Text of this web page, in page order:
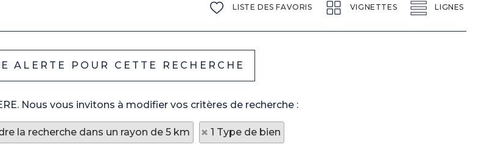
LISTE DES FAVORIS VIGNETTES LIGNES
Nous vous invitons à modifier vos critères de recherche :
la recherche dans un rayon de 5 km 1 Type de bien